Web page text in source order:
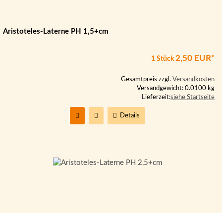
Aristoteles-Laterne PH 1,5+cm
1 Stück 2,50 EUR*
Gesamtpreis zzgl. Versandkosten
Versandgewicht: 0.0100 kg
Lieferzeit:siehe Startseite
Details